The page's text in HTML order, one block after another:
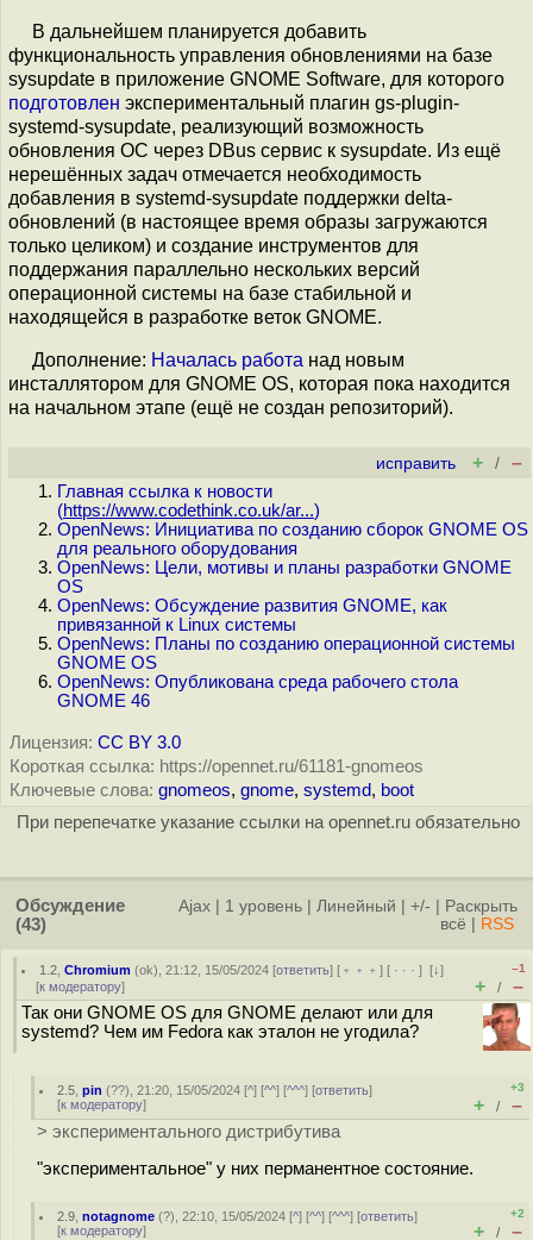
В дальнейшем планируется добавить
функциональность управления обновлениями на базе
sysupdate в приложение GNOME Software, для которого
подготовлен экспериментальный плагин gs-plugin-
systemd-sysupdate, реализующий возможность
обновления ОС через DBus сервис к sysupdate. Из ещё
нерешённых задач отмечается необходимость
добавления в systemd-sysupdate поддержки delta-
обновлений (в настоящее время образы загружаются
только целиком) и создание инструментов для
поддержания параллельно нескольких версий
операционной системы на базе стабильной и
находящейся в разработке веток GNOME.
Дополнение: Началась работа над новым
инсталлятором для GNOME OS, которая пока находится
на начальном этапе (ещё не создан репозиторий).
исправить + / –
Главная ссылка к новости
(https://www.codethink.co.uk/ar...)
OpenNews: Инициатива по созданию сборок GNOME OS
для реального оборудования
OpenNews: Цели, мотивы и планы разработки GNOME
OS
OpenNews: Обсуждение развития GNOME, как
привязанной к Linux системы
OpenNews: Планы по созданию операционной системы
GNOME OS
OpenNews: Опубликована среда рабочего стола
GNOME 46
Лицензия: CC BY 3.0
Короткая ссылка: https://opennet.ru/61181-gnomeos
Ключевые слова: gnomeos, gnome, systemd, boot
При перепечатке указание ссылки на opennet.ru обязательно
Обсуждение
(43)
Ajax 1 уровень Линейный +/-
Раскрыть
всё
RSS
1.2 ,Chromium (ok), 21:12, 15/05/2024 [ответить] [ ﹢﹢﹢] [ · · ·][↓]
[к модератору]
–1
+ / –
Так они GNOME OS для GNOME делают или для
systemd? Чем им Fedora как эталон не угодила?
2.5 ,pin (??), 21:20, 15/05/2024 [^] [^^] [^^^] [ответить]
[к модератору]
+3
+ / –
> экспериментального дистрибутива
"экспериментальное" у них перманентное состояние.
2.9 ,notagnome (?), 22:10, 15/05/2024 [^] [^^] [^^^] [ответить]
[к модератору]
+2
+ / –